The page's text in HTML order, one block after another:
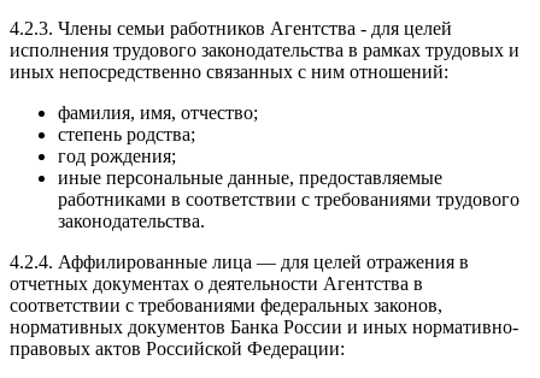
4.2.3. Члены семьи работников Агентства - для целей
исполнения трудового законодательства в рамках трудовых и
иных непосредственно связанных с ним отношений:
фамилия, имя, отчество;
степень родства;
год рождения;
иные персональные данные, предоставляемые
работниками в соответствии с требованиями трудового
законодательства.
4.2.4. Аффилированные лица — для целей отражения в
отчетных документах о деятельности Агентства в
соответствии с требованиями федеральных законов,
нормативных документов Банка России и иных нормативно-
правовых актов Российской Федерации: